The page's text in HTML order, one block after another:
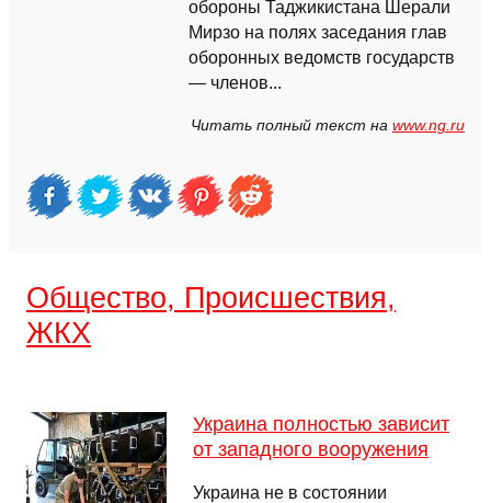
обороны Таджикистана Шерали
Мирзо на полях заседания глав
оборонных ведомств государств
— членов...
Читать полный текст на www.ng.ru
Общество, Происшествия,
ЖКХ
Украина полностью зависит
от западного вооружения
Украина не в состоянии